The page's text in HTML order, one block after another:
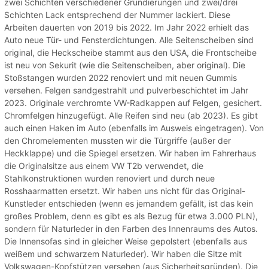
zwei Schichten verschiedener Grundierungen und zwei/drei
Schichten Lack entsprechend der Nummer lackiert. Diese
Arbeiten dauerten von 2019 bis 2022. Im Jahr 2022 erhielt das
Auto neue Tür- und Fensterdichtungen. Alle Seitenscheiben sind
original, die Heckscheibe stammt aus den USA, die Frontscheibe
ist neu von Sekurit (wie die Seitenscheiben, aber original). Die
Stoßstangen wurden 2022 renoviert und mit neuen Gummis
versehen. Felgen sandgestrahlt und pulverbeschichtet im Jahr
2023. Originale verchromte VW-Radkappen auf Felgen, gesichert.
Chromfelgen hinzugefügt. Alle Reifen sind neu (ab 2023). Es gibt
auch einen Haken im Auto (ebenfalls im Ausweis eingetragen). Von
den Chromelementen mussten wir die Türgriffe (außer der
Heckklappe) und die Spiegel ersetzen. Wir haben im Fahrerhaus
die Originalsitze aus einem VW T2b verwendet, die
Stahlkonstruktionen wurden renoviert und durch neue
Rosshaarmatten ersetzt. Wir haben uns nicht für das Original-
Kunstleder entschieden (wenn es jemandem gefällt, ist das kein
großes Problem, denn es gibt es als Bezug für etwa 3.000 PLN),
sondern für Naturleder in den Farben des Innenraums des Autos.
Die Innensofas sind in gleicher Weise gepolstert (ebenfalls aus
weißem und schwarzem Naturleder). Wir haben die Sitze mit
Volkswagen-Kopfstützen versehen (aus Sicherheitsgründen). Die